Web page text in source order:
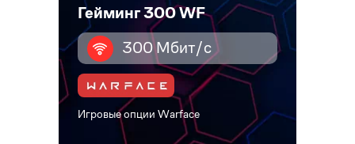
Гейминг 300 WF
300 Мбит/с
Игровые опции Warface